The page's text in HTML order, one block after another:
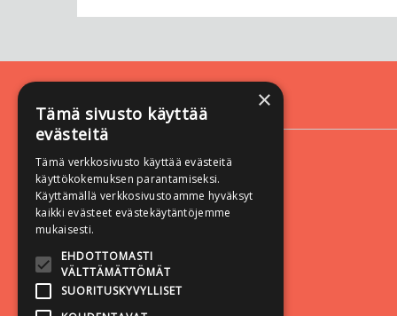
Yhteystiedot
Yliopistonkatu 60 A
33100 Tampere
×
Tämä sivusto käyttää
evästeitä
Tämä verkkosivusto käyttää evästeitä
käyttökokemuksen parantamiseksi.
Käyttämällä verkkosivustoamme hyväksyt
kaikki evästeet evästekäytäntöjemme
mukaisesti.
EHDOTTOMASTI
VÄLTTÄMÄTTÖMÄT
SUORITUSKYVYLLISET